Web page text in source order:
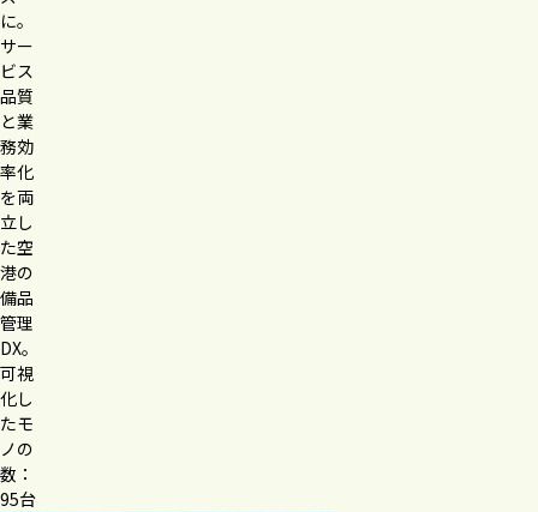
に。
サー
ビス
品質
と業
務効
率化
を両
立し
た空
港の
備品
管理
DX。
可視
化し
たモ
ノの
数：
95台